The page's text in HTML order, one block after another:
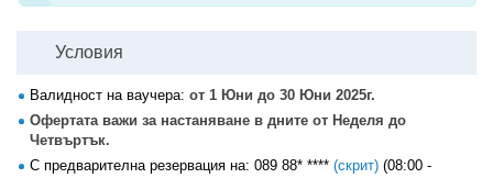
Условия
Валидност на ваучера: от 1 Юни до 30 Юни 2025г.
Офертата важи за настаняване в дните от Неделя до
Четвъртък.
С предварителна резервация на: 089 88* **** (скрит) (08:00 -